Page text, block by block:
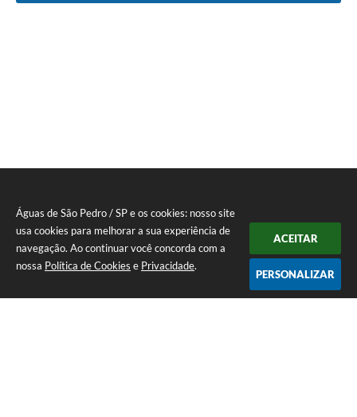
Águas de São Pedro / SP e os cookies: nosso site
usa cookies para melhorar a sua experiência de
navegação. Ao continuar você concorda com a
nossa Política de Cookies e Privacidade.
ACEITAR
PERSONALIZAR